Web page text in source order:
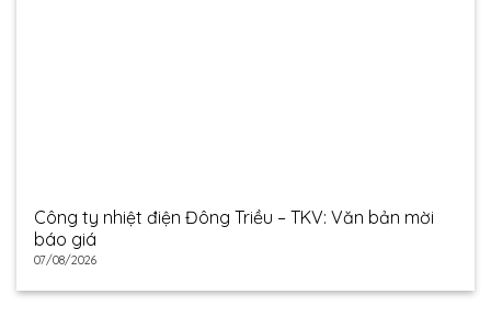
Công ty nhiệt điện Đông Triều – TKV: Văn bản mời
báo giá
07/08/2026